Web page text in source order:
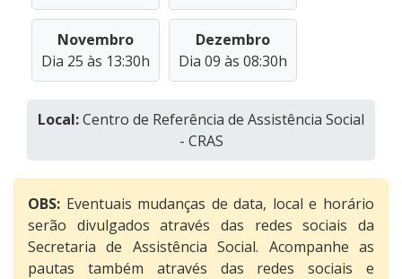
Novembro
Dia 25 às 13:30h
Dezembro
Dia 09 às 08:30h
Local:Centro de Referência de Assistência Social
- CRAS
OBS: Eventuais mudanças de data, local e horário
serão divulgados através das redes sociais da
Secretaria de Assistência Social. Acompanhe as
pautas também através das redes sociais e